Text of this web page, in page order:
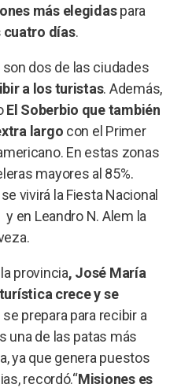
más elegidaspara
cuatro días.
son dos de las ciudades
a los turistas. Además,
El Soberbio que también
largo con el Primer
En estas zonas
mayores al 85%.
vivirá la Fiesta Nacional
en Leandro N. Alem la
provincia, José María
crece y se
prepara para recibir a
una de las patas más
ya que genera puestos
recordó.“Misiones es